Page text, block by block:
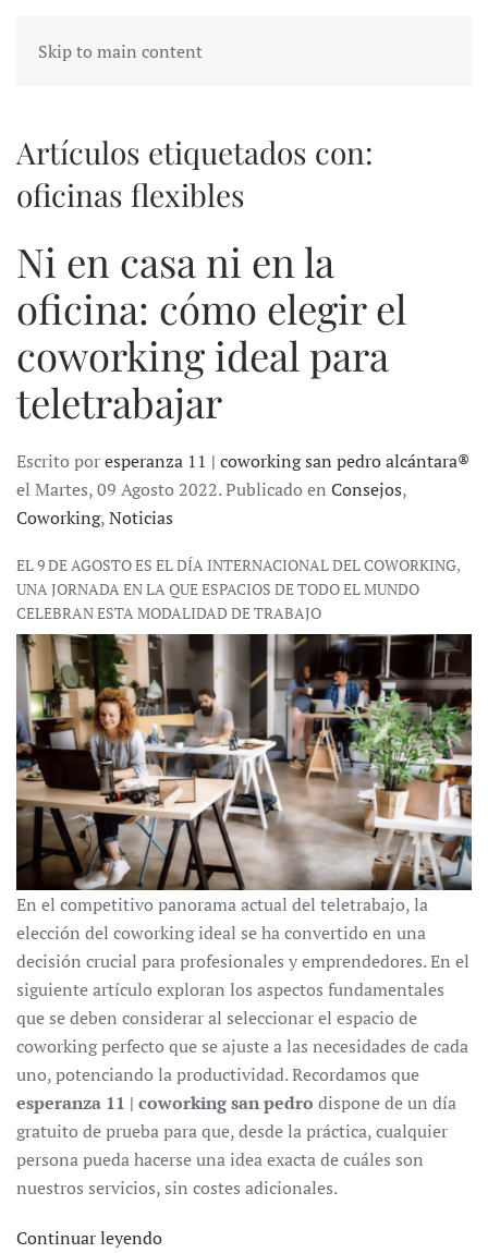
Skip to main content
Artículos etiquetados con:
oficinas flexibles
Ni en casa ni en la
oficina: cómo elegir el
coworking ideal para
teletrabajar
Escrito poresperanza 11 | coworking san pedro alcántara®
el Martes, 09 Agosto 2022. Publicado en Consejos,
Coworking,Noticias
EL 9 DE AGOSTO ES EL DÍA INTERNACIONAL DEL COWORKING,
UNA JORNADA EN LA QUE ESPACIOS DE TODO EL MUNDO
CELEBRAN ESTA MODALIDAD DE TRABAJO
En el competitivo panorama actual del teletrabajo, la
elección del coworking ideal se ha convertido en una
decisión crucial para profesionales y emprendedores. En el
siguiente artículo exploran los aspectos fundamentales
que se deben considerar al seleccionar el espacio de
coworking perfecto que se ajuste a las necesidades de cada
uno, potenciando la productividad. Recordamos que
esperanza 11 | coworking san pedro dispone de un día
gratuito de prueba para que, desde la práctica, cualquier
persona pueda hacerse una idea exacta de cuáles son
nuestros servicios, sin costes adicionales.
Continuar leyendo